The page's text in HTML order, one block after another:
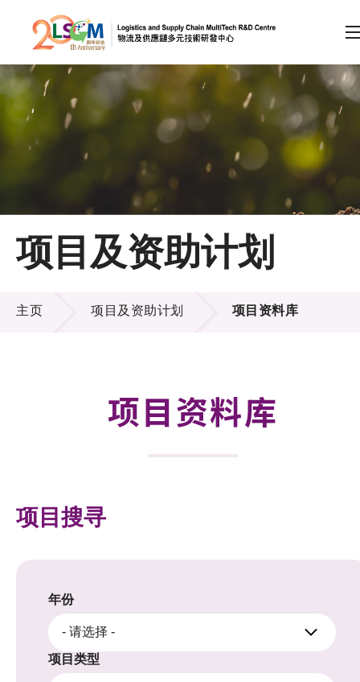
跳到内容（按回车键）
会员登录
A A EN 繁 简
主页
关于LSCM
技术商品化
研发重点
征求研发项目计划书
活动及消息
科技分享
项目及资助计划
项目及资助计划
主页 项目及资助计划 项目资料库
项目资料库
项目搜寻
年份
- 请选择 -
项目类型